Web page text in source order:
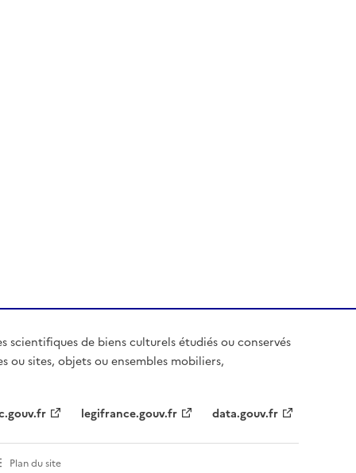
scientifiques de biens culturels étudiés ou conservés
ou sites, objets ou ensembles mobiliers,
legifrance.gouv.fr data.gouv.fr
Plan du site